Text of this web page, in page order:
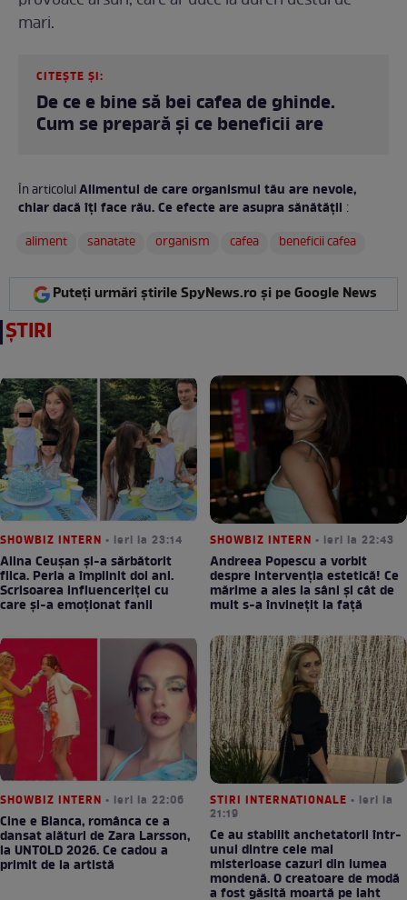
mari.
CITEȘTE ȘI:
De ce e bine să bei cafea de ghinde.
Cum se prepară și ce beneficii are
În articolulAlimentul de care organismul tău are nevoie,
chiar dacă îți face rău. Ce efecte are asupra sănătății :
aliment
sanatate organism cafea beneficii cafea
Puteți urmări știrile SpyNews.ro și pe Google News
ȘTIRI
SHOWBIZ INTERN • ieri la 23:14
Alina Ceușan și-a sărbătorit
fiica. Perla a împlinit doi ani.
Scrisoarea influenceriței cu
care și-a emoționat fanii
SHOWBIZ INTERN • ieri la 22:43
Andreea Popescu a vorbit
despre intervenția estetică! Ce
mărime a ales la sâni și cât de
mult s-a învinețit la față
SHOWBIZ INTERN • ieri la 22:06
Cine e Bianca, românca ce a
dansat alături de Zara Larsson,
la UNTOLD 2026. Ce cadou a
primit de la artistă
STIRI INTERNATIONALE • ieri la
21:19
Ce au stabilit anchetatorii într-
unul dintre cele mai
misterioase cazuri din lumea
mondenă. O creatoare de modă
a fost găsită moartă pe iaht